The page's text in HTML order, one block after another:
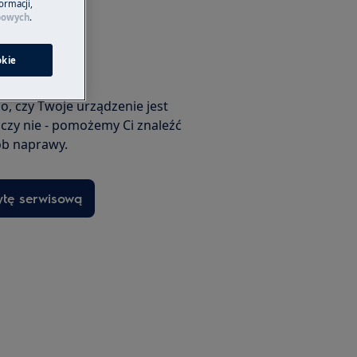
czy Twoje urządzenie jest
nie - pomożemy Ci znaleźć
naprawy.
serwisową
.